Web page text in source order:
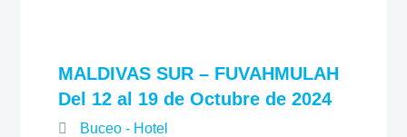
MALDIVAS SUR – FUVAHMULAH
Del 12 al 19 de Octubre de 2024
Buceo - Hotel